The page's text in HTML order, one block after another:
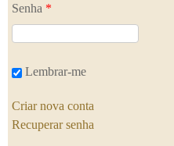
Senha *
Lembrar-me
Criar nova conta
Recuperar senha